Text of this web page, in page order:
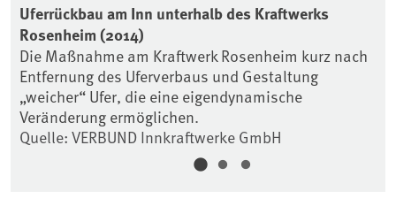
Uferrückbau am Inn unterhalb des Kraftwerks
Rosenheim (2014)
Die Maßnahme am Kraftwerk Rosenheim kurz nach
Entfernung des Uferverbaus und Gestaltung
„weicher“ Ufer, die eine eigendynamische
Veränderung ermöglichen.
Quelle: VERBUND Innkraftwerke GmbH